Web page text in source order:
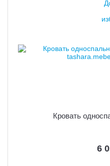
Кровать
6